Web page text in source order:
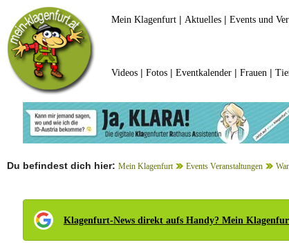
Mein Klagenfurt| Aktuelles| Events und
Videos| Fotos| Eventkalender| Frauen |
Du befindest dich hier: Mein Klagenfurt Events Veranstaltungen
Klagenfurt-News direkt aufs Handy? Mein